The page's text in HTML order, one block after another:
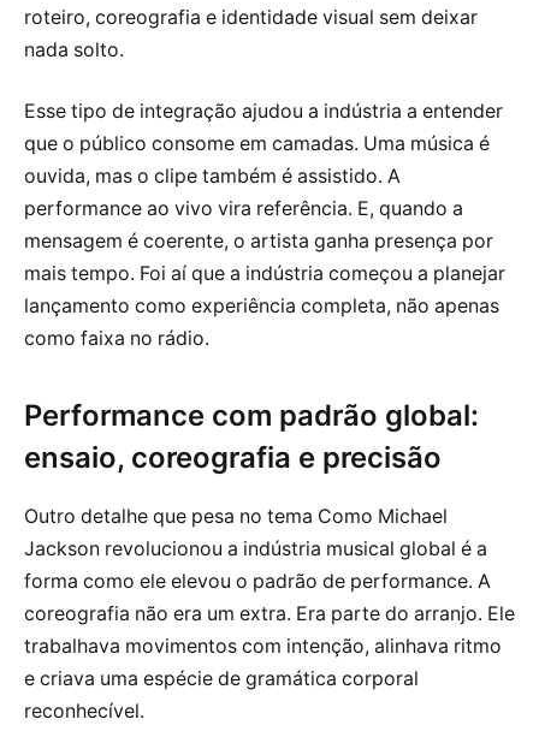
roteiro, coreografia e identidade visual sem deixar
nada solto.
Esse tipo de integração ajudou a indústria a entender
que o público consome em camadas. Uma música é
ouvida, mas o clipe também é assistido. A
performance ao vivo vira referência. E, quando a
mensagem é coerente, o artista ganha presença por
mais tempo. Foi aí que a indústria começou a planejar
lançamento como experiência completa, não apenas
como faixa no rádio.
Performance com padrão global:
ensaio, coreografia e precisão
Outro detalhe que pesa no tema Como Michael
Jackson revolucionou a indústria musical global é a
forma como ele elevou o padrão de performance. A
coreografia não era um extra. Era parte do arranjo. Ele
trabalhava movimentos com intenção, alinhava ritmo
e criava uma espécie de gramática corporal
reconhecível.